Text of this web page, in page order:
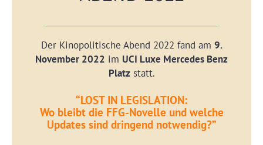
Der Kinopolitische Abend 2022 fand am 9.
November 2022 im UCI Luxe Mercedes Benz
Platzstatt.
“LOST IN LEGISLATION:
Wo bleibt die FFG-Novelle und welche
Updates sind dringend notwendig?”